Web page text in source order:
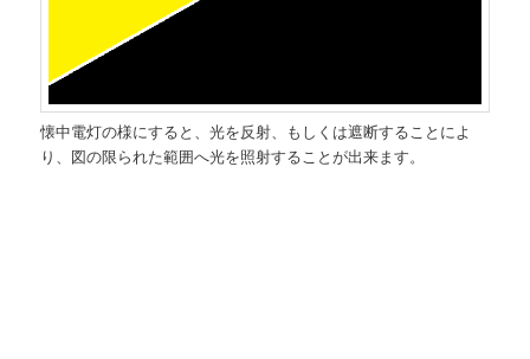
懐中電灯の様にすると、光を反射、もしくは遮断することによ
り、図の限られた範囲へ光を照射することが出来ます。